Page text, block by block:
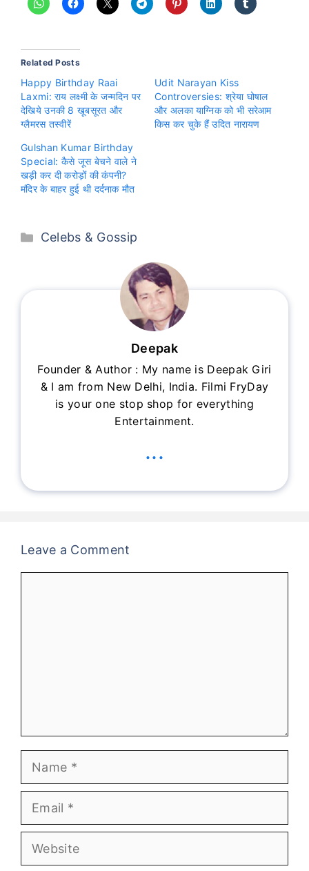
Related Posts
Happy Birthday Raai
Laxmi: राय लक्ष्मी के जन्मदिन पर
देखिये उनकी 8 खूबसूरत और
ग्लैमरस तस्वीरें
Udit Narayan Kiss
Controversies: श्रेया घोषाल
और अलका याग्निक को भी सरेआम
किस कर चुके हैं उदित नारायण
Gulshan Kumar Birthday
Special: कैसे जूस बेचने वाले ने
खड़ी कर दी करोड़ों की कंपनी?
मंदिर के बाहर हुई थी दर्दनाक मौत
Categories
Celebs & Gossip
Deepak
Founder & Author : My name is Deepak Giri
& I am from New Delhi, India. Filmi FryDay
is your one stop shop for everything
Entertainment.
...
Leave a Comment
Name
Email
Website